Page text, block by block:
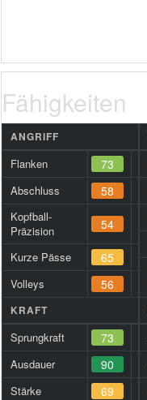
Fähigkeiten
ANGRIFF
Flanken 73
Abschluss 58
Kopfball-
Präzision
54
Kurze Pässe 65
Volleys 56
KRAFT
Sprungkraft 73
Ausdauer 90
Stärke 69